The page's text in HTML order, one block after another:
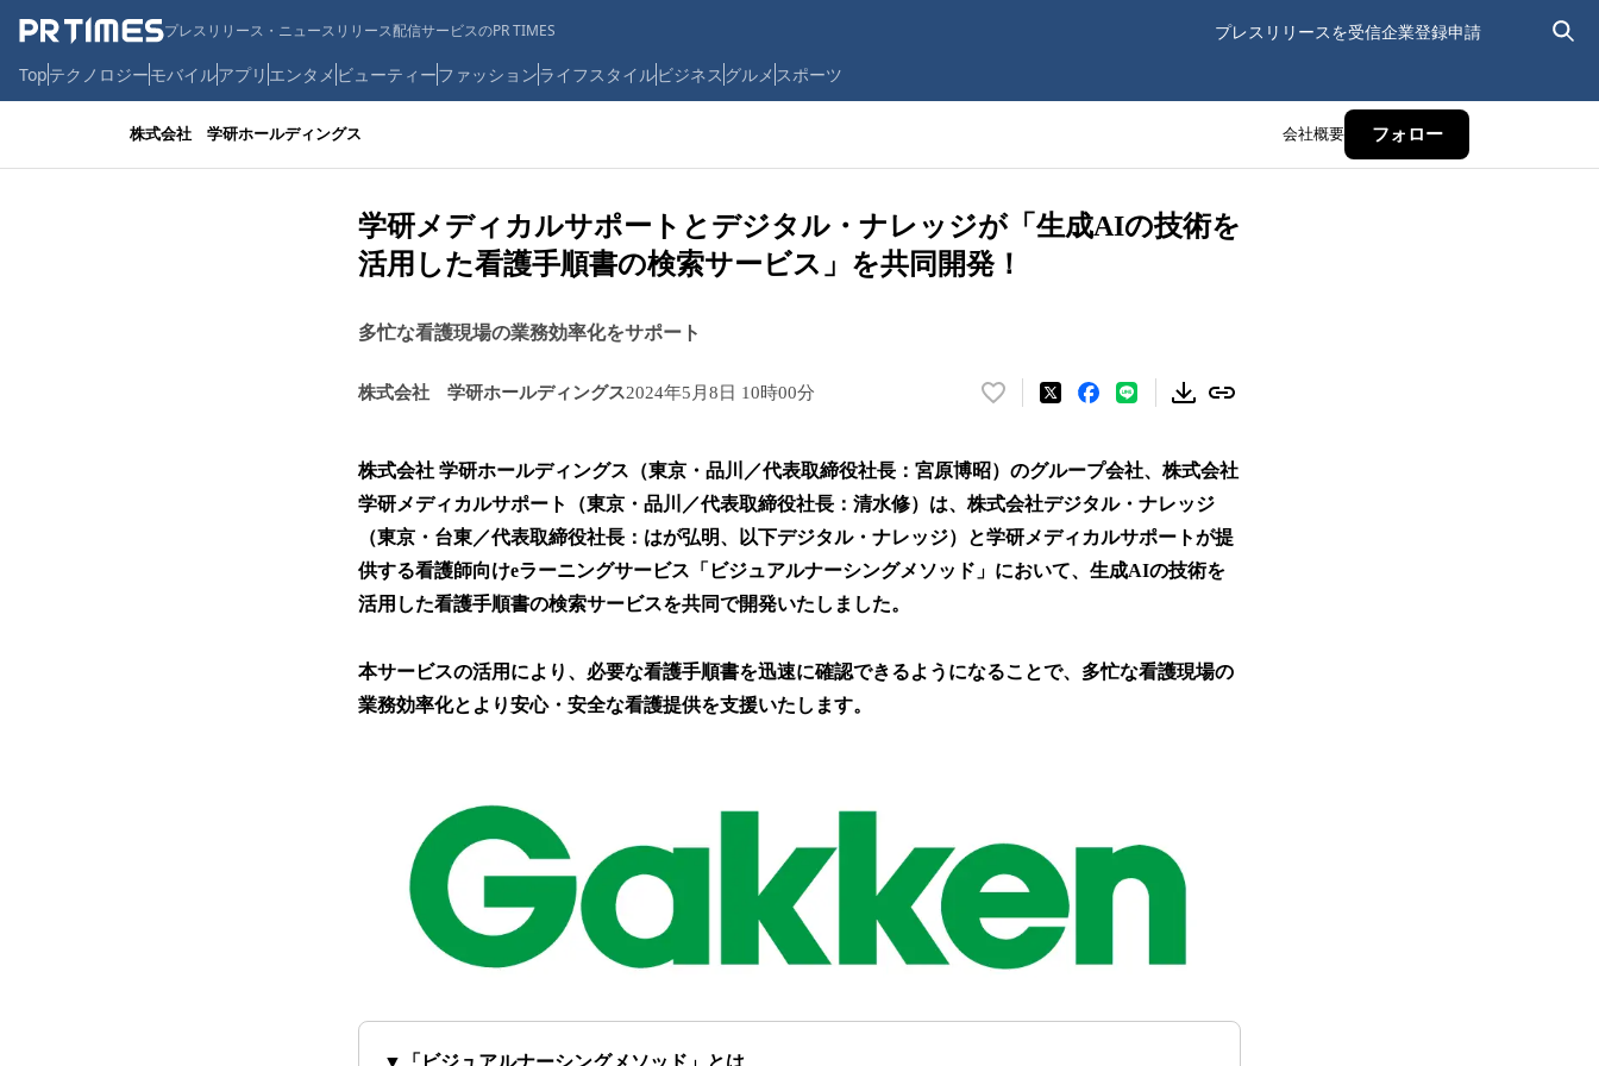
プレスリリース・ニュースリリース配信サービスのPR TIMES プレスリリースを受信企業登録申請
Topテクノロジーモバイルアプリ エンタメ ビューティーファッションライフスタイルビジネス グルメ スポーツ
株式会社 学研ホールディングス 会社概要 フォロー
学研メディカルサポートとデジタル・ナレッジが「生成AIの技術を
活用した看護手順書の検索サービス」を共同開発！
多忙な看護現場の業務効率化をサポート
株式会社 学研ホールディングス2024年5月8日 10時00分
い
！
数
を
み
で
株式会社 学研ホールディングス（東京・品川／代表取締役社長：宮原博昭）のグループ会社、株式会社
学研メディカルサポート（東京・品川／代表取締役社長：清水修）は、株式会社デジタル・ナレッジ
（東京・台東／代表取締役社長：はが弘明、以下デジタル・ナレッジ）と学研メディカルサポートが提
供する看護師向けeラーニングサービス「ビジュアルナーシングメソッド」において、生成AIの技術を
活用した看護手順書の検索サービスを共同で開発いたしました。
本サービスの活用により、必要な看護手順書を迅速に確認できるようになることで、多忙な看護現場の
業務効率化とより安心・安全な看護提供を支援いたします。
▼「ビジュアルナーシングメソッド」とは